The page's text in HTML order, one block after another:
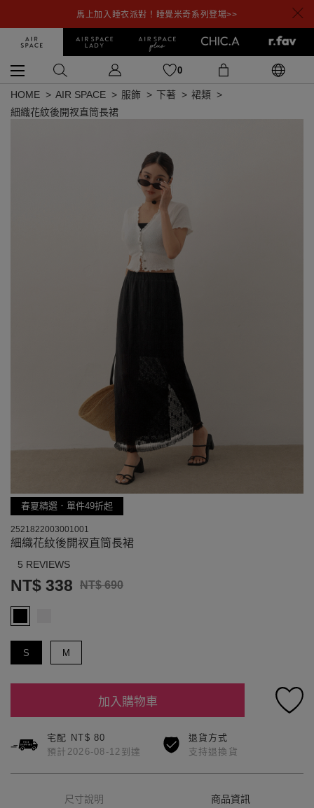
馬上加入睡衣派對！睡覺米奇系列登場>>
0
HOME AIR SPACE 服飾 下著
裙類
細織花紋後開衩直筒長裙
春夏精選．單件49折起
2521822003001001
細織花紋後開衩直筒長裙
5 REVIEWS
NT$ 338 NT$ 690
S M
加入購物車
宅配 NT$ 80
預計2026-08-12到達
退貨方式
支持退換貨
尺寸說明 商品資訊